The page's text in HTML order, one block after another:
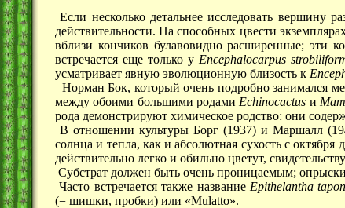
Если несколько детальнее исследовать вершину
действительности. На способных цвести
вблизи кончиков булавовидно расширенные; эти
встречается еще только у Encephalocarpus
усматривает явную эволюционную близость к
Норман Бок, который очень подробно занимался
между обоими большими родами Echinocactus и
рода демонстрируют химическое родство: они
В отношении культуры Борг (1937) и Маршалл
солнца и тепла, как и абсолютная сухость с октября
действительно легко и обильно цветут,
Субстрат должен быть очень проницаемым;
Часто встречается также название Epithelantha
(= шишки, пробки) или «Mulatto».